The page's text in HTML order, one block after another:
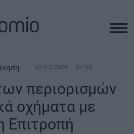
02.03.2026 07:40
περιορισμών
οχήματα με
Επιτροπή